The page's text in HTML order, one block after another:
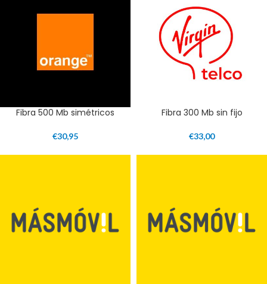
Fibra 500 Mb simétricos
€30,95
Fibra 300 Mb sin fijo
€33,00